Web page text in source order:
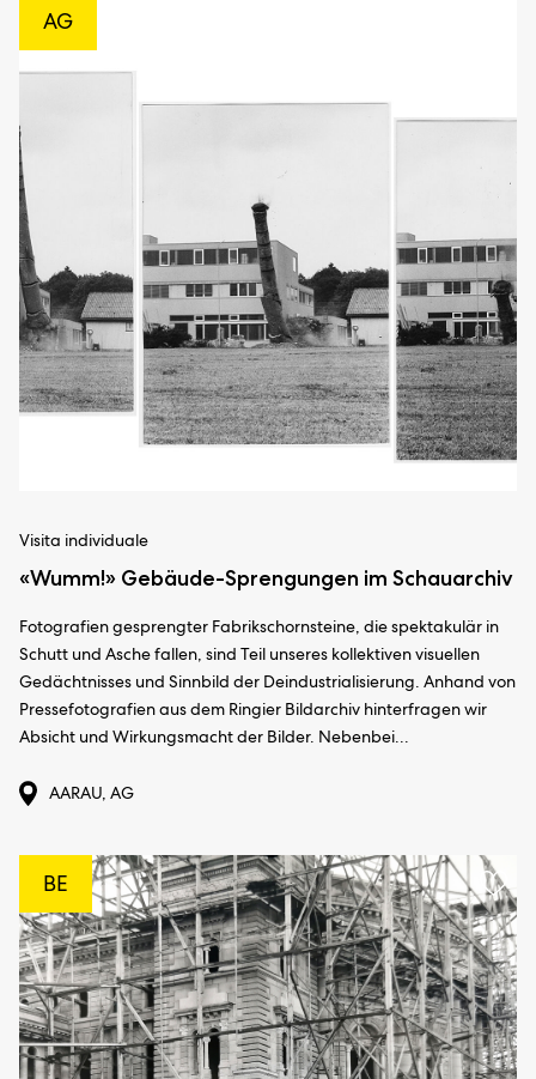
AG
Visita individuale
«Wumm!» Gebäude-Sprengungen im Schauarchiv
Fotografien gesprengter Fabrikschornsteine, die spektakulär in
Schutt und Asche fallen, sind Teil unseres kollektiven visuellen
Gedächtnisses und Sinnbild der Deindustrialisierung. Anhand von
Pressefotografien aus dem Ringier Bildarchiv hinterfragen wir
Absicht und Wirkungsmacht der Bilder. Nebenbei...
AARAU, AG
BE